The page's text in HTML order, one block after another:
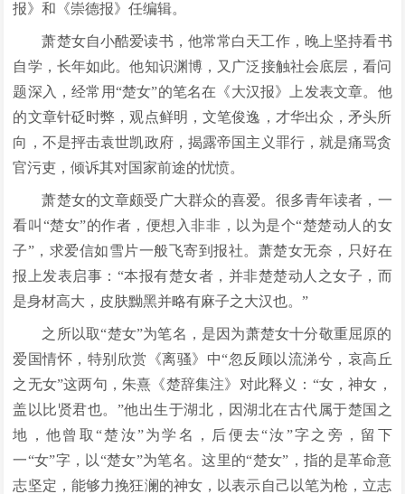
报》和《崇德报》任编辑。
萧楚女自小酷爱读书，他常常白天工作，晚上坚持看书
自学，长年如此。他知识渊博，又广泛接触社会底层，看问
题深入，经常用“楚女”的笔名在《大汉报》上发表文章。他
的文章针砭时弊，观点鲜明，文笔俊逸，才华出众，矛头所
向，不是抨击袁世凯政府，揭露帝国主义罪行，就是痛骂贪
官污吏，倾诉其对国家前途的忧愤。
萧楚女的文章颇受广大群众的喜爱。很多青年读者，一
看叫“楚女”的作者，便想入非非，以为是个“楚楚动人的女
子”，求爱信如雪片一般飞寄到报社。萧楚女无奈，只好在
报上发表启事：“本报有楚女者，并非楚楚动人之女子，而
是身材高大，皮肤黝黑并略有麻子之大汉也。”
之所以取“楚女”为笔名，是因为萧楚女十分敬重屈原的
爱国情怀，特别欣赏《离骚》中“忽反顾以流涕兮，哀高丘
之无女”这两句，朱熹《楚辞集注》对此释义：“女，神女，
盖以比贤君也。”他出生于湖北，因湖北在古代属于楚国之
地，他曾取“楚汝”为学名，后便去“汝”字之旁，留下
一“女”字，以“楚女”为笔名。这里的“楚女”，指的是革命意
志坚定，能够力挽狂澜的神女，以表示自己以笔为枪，立志